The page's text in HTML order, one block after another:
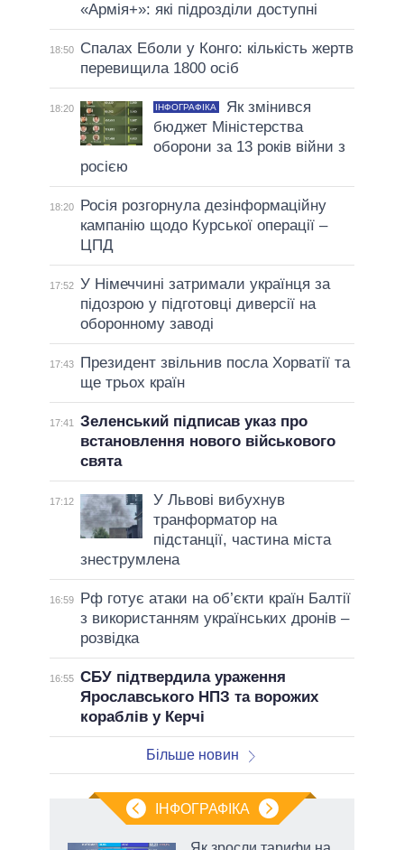
«Армія+»: які підрозділи доступні
18:50
Спалах Еболи у Конго: кількість жертв
перевищила 1800 осіб
18:20 ІНФОГРАФІКА
Як змінився
бюджет Міністерства
оборони за 13 років війни з
росією
18:20
Росія розгорнула дезінформаційну
кампанію щодо Курської операції –
ЦПД
17:52 У Німеччині затримали українця за
підозрою у підготовці диверсії на
оборонному заводі
17:43
Президент звільнив посла Хорватії та
ще трьох країн
17:41
Зеленський підписав указ про
встановлення нового військового
свята
17:12
У Львові вибухнув
транформатор на
підстанції, частина міста
знеструмлена
16:59
Рф готує атаки на об’єкти країн Балтії
з використанням українських дронів –
розвідка
16:55 СБУ підтвердила ураження
Ярославського НПЗ та ворожих
кораблів у Керчі
Більше новин
ІНФОГРАФІКА